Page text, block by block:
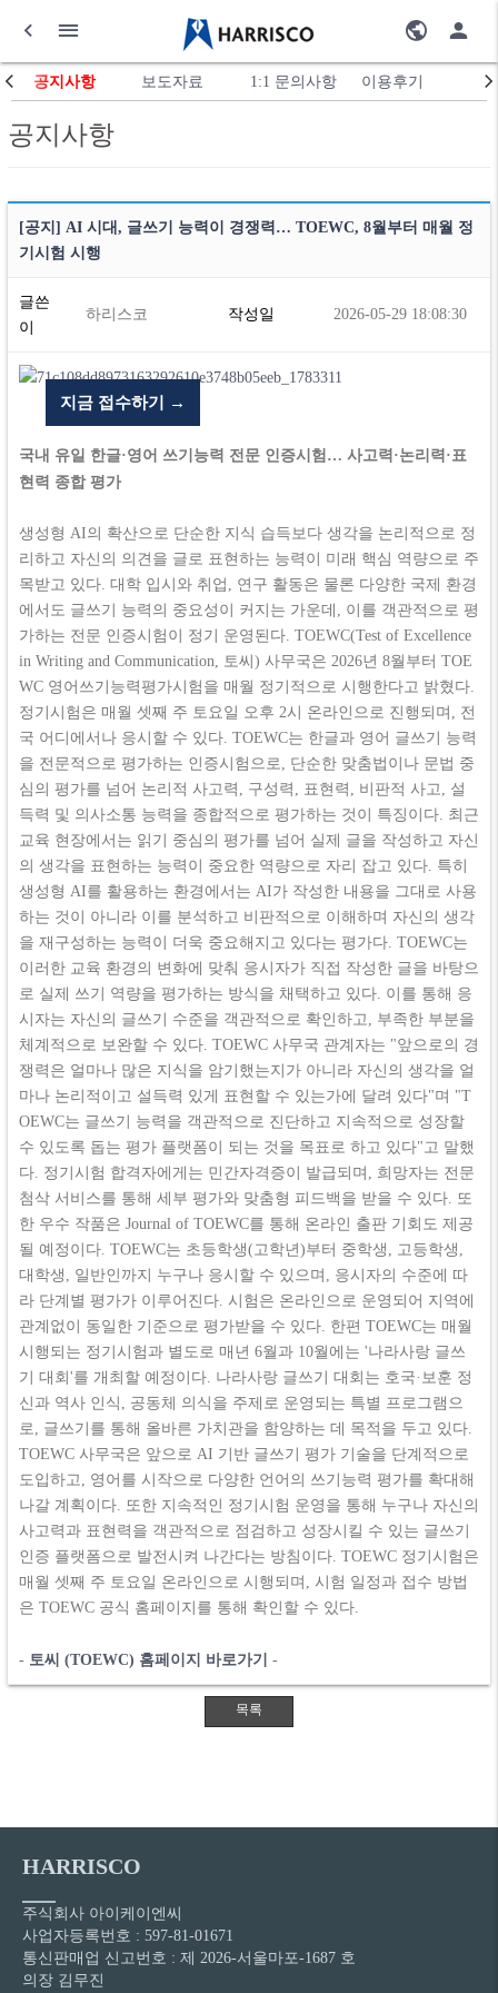
공지사항 보도자료 1:1 문의사항 이용후기
공지사항
[공지] AI 시대, 글쓰기 능력이 경쟁력… TOEWC, 8월부터 매월 정
기시험 시행
글쓴
이
하리스코 작성일 2026-05-29 18:08:30
지금 접수하기 →
국내 유일 한글·영어 쓰기능력 전문 인증시험… 사고력·논리력·표
현력 종합 평가
생성형 AI의 확산으로 단순한 지식 습득보다 생각을 논리적으로 정
리하고 자신의 의견을 글로 표현하는 능력이 미래 핵심 역량으로 주
목받고 있다. 대학 입시와 취업, 연구 활동은 물론 다양한 국제 환경
에서도 글쓰기 능력의 중요성이 커지는 가운데, 이를 객관적으로 평
가하는 전문 인증시험이 정기 운영된다. TOEWC(Test of Excellence
in Writing and Communication, 토씨) 사무국은 2026년 8월부터 TOE
WC 영어쓰기능력평가시험을 매월 정기적으로 시행한다고 밝혔다.
정기시험은 매월 셋째 주 토요일 오후 2시 온라인으로 진행되며, 전
국 어디에서나 응시할 수 있다. TOEWC는 한글과 영어 글쓰기 능력
을 전문적으로 평가하는 인증시험으로, 단순한 맞춤법이나 문법 중
심의 평가를 넘어 논리적 사고력, 구성력, 표현력, 비판적 사고, 설
득력 및 의사소통 능력을 종합적으로 평가하는 것이 특징이다. 최근
교육 현장에서는 읽기 중심의 평가를 넘어 실제 글을 작성하고 자신
의 생각을 표현하는 능력이 중요한 역량으로 자리 잡고 있다. 특히
생성형 AI를 활용하는 환경에서는 AI가 작성한 내용을 그대로 사용
하는 것이 아니라 이를 분석하고 비판적으로 이해하며 자신의 생각
을 재구성하는 능력이 더욱 중요해지고 있다는 평가다. TOEWC는
이러한 교육 환경의 변화에 맞춰 응시자가 직접 작성한 글을 바탕으
로 실제 쓰기 역량을 평가하는 방식을 채택하고 있다. 이를 통해 응
시자는 자신의 글쓰기 수준을 객관적으로 확인하고, 부족한 부분을
체계적으로 보완할 수 있다. TOEWC 사무국 관계자는 "앞으로의 경
쟁력은 얼마나 많은 지식을 암기했는지가 아니라 자신의 생각을 얼
마나 논리적이고 설득력 있게 표현할 수 있는가에 달려 있다"며 "T
OEWC는 글쓰기 능력을 객관적으로 진단하고 지속적으로 성장할
수 있도록 돕는 평가 플랫폼이 되는 것을 목표로 하고 있다"고 말했
다. 정기시험 합격자에게는 민간자격증이 발급되며, 희망자는 전문
첨삭 서비스를 통해 세부 평가와 맞춤형 피드백을 받을 수 있다. 또
한 우수 작품은 Journal of TOEWC를 통해 온라인 출판 기회도 제공
될 예정이다. TOEWC는 초등학생(고학년)부터 중학생, 고등학생,
대학생, 일반인까지 누구나 응시할 수 있으며, 응시자의 수준에 따
라 단계별 평가가 이루어진다. 시험은 온라인으로 운영되어 지역에
관계없이 동일한 기준으로 평가받을 수 있다. 한편 TOEWC는 매월
시행되는 정기시험과 별도로 매년 6월과 10월에는 '나라사랑 글쓰
기 대회'를 개최할 예정이다. 나라사랑 글쓰기 대회는 호국·보훈 정
신과 역사 인식, 공동체 의식을 주제로 운영되는 특별 프로그램으
로, 글쓰기를 통해 올바른 가치관을 함양하는 데 목적을 두고 있다.
TOEWC 사무국은 앞으로 AI 기반 글쓰기 평가 기술을 단계적으로
도입하고, 영어를 시작으로 다양한 언어의 쓰기능력 평가를 확대해
나갈 계획이다. 또한 지속적인 정기시험 운영을 통해 누구나 자신의
사고력과 표현력을 객관적으로 점검하고 성장시킬 수 있는 글쓰기
인증 플랫폼으로 발전시켜 나간다는 방침이다. TOEWC 정기시험은
매월 셋째 주 토요일 온라인으로 시행되며, 시험 일정과 접수 방법
은 TOEWC 공식 홈페이지를 통해 확인할 수 있다.
- 토씨 (TOEWC) 홈페이지 바로가기 -
HARRISCO
주식회사 아이케이엔씨
사업자등록번호 : 597-81-01671
통신판매업 신고번호 : 제 2026-서울마포-1687 호
의장 김무진